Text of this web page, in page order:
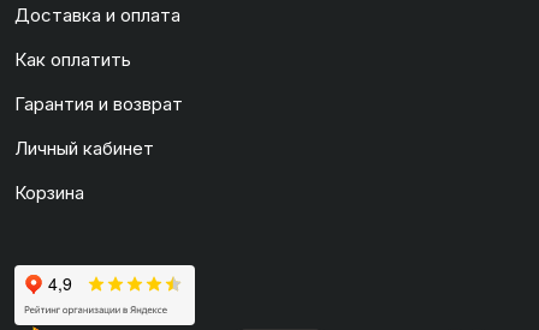
Доставка и оплата
Как оплатить
Гарантия и возврат
Личный кабинет
Корзина